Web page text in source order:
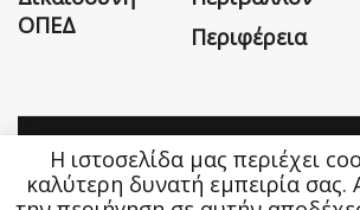
ΟΠΕΔ
Περιφέρεια
Η εταιρεία Όροι Χρήσης Επικοινωνία
Η ιστοσελίδα μας περιέχει
καλύτερη δυνατή εμπειρία σας.